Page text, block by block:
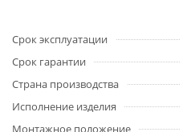
Срок эксплуатации
Срок гарантии
Страна производства
Исполнение изделия
Монтажное положение